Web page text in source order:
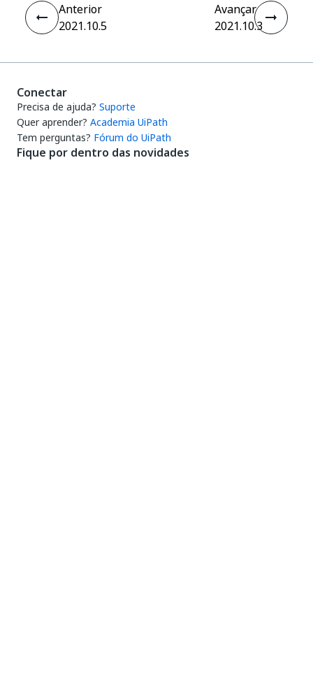
Anterior
2021.10.5
Avançar
2021.10.3
Conectar
Precisa de ajuda? Suporte
Quer aprender? Academia UiPath
Tem perguntas? Fórum do UiPath
Fique por dentro das novidades